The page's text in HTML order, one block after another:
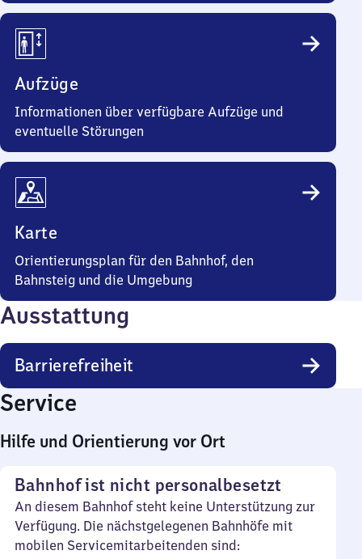
Aufzüge
Informationen über verfügbare Aufzüge und
eventuelle Störungen
Karte
Orientierungsplan für den Bahnhof, den
Bahnsteig und die Umgebung
Ausstattung
Barrierefreiheit
Service
Hilfe und Orientierung vor Ort
Bahnhof ist nicht personalbesetzt
An diesem Bahnhof steht keine Unterstützung zur
Verfügung. Die nächstgelegenen Bahnhöfe mit
mobilen Servicemitarbeitenden sind: